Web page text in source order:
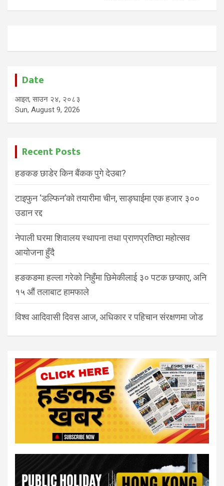
Date
आइत, साउन २४, २०८३
Sun, August 9, 2026
Recent Posts
हङकङ छाडेर किन बैंकक पुगे देउबा?
टाइफुन ‘डल्फिन’को तयारीमा चीन, साङ्घाईमा एक हजार ३००
उडान रद्द
नेपाली घरमा शिवालय स्थापना तथा प्राणप्रतिष्ठा महोत्सव
आयोजना हुँदै
हङकङमा हल्ला गरेको निहुँमा छिमेकीलाई ३० पटक छप्काए, अनि
१५ औं तलाबाट हामफाले
विश्व आदिवासी दिवस आज, अधिकार र पहिचान संरक्षणमा जोड